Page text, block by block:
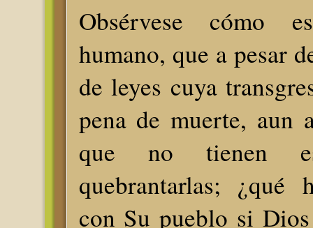
Obsérvese cómo
humano, que a pesar
de leyes cuya
pena de muerte, aun
que no tienen
quebrantarlas; ¿qué
con Su pueblo si